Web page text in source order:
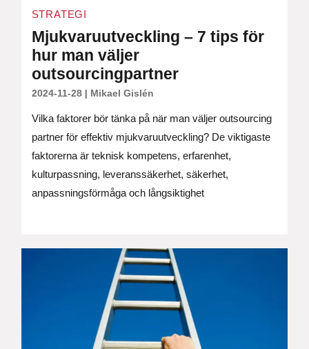
STRATEGI
Mjukvaruutveckling – 7 tips för
hur man väljer
outsourcingpartner
2024-11-28| Mikael Gislén
Vilka faktorer bör tänka på när man väljer outsourcing
partner för effektiv mjukvaruutveckling? De viktigaste
faktorerna är teknisk kompetens, erfarenhet,
kulturpassning, leveranssäkerhet, säkerhet,
anpassningsförmåga och långsiktighet